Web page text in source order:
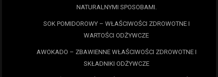
NATURALNYMI SPOSOBAMI.
SOK POMIDOROWY – WŁAŚCIWOŚCI ZDROWOTNE I
WARTOŚCI ODŻYWCZE
AWOKADO – ZBAWIENNE WŁAŚCIWOŚCI ZDROWOTNE I
SKŁADNIKI ODŻYWCZE